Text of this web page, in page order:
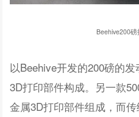
Beehive200
以Beehive开发的200磅的
3D打印部件构成。另一款
金属3D打印部件组成，而